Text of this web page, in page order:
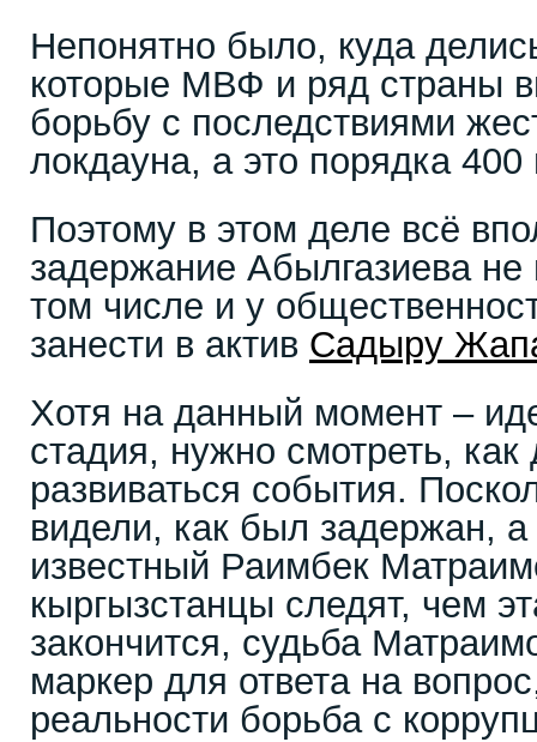
Непонятно было, куда
которые МВФ и ряд страны
борьбу с последствиями
локдауна, а это порядка
Поэтому в этом деле всё
задержание Абылгазиева
том числе и у
занести в актив Садыру
Хотя на данный момент –
стадия, нужно смотреть,
развиваться события.
видели, как был задержан,
известный Раимбек
кыргызстанцы следят, чем
закончится, судьба
маркер для ответа на
реальности борьба с